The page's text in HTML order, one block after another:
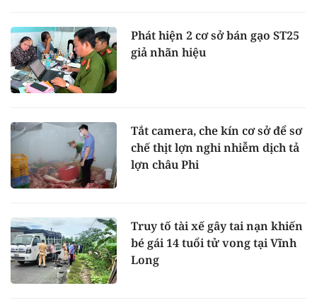
Phát hiện 2 cơ sở bán gạo ST25
giả nhãn hiệu
Tắt camera, che kín cơ sở để sơ
chế thịt lợn nghi nhiễm dịch tả
lợn châu Phi
Truy tố tài xế gây tai nạn khiến
bé gái 14 tuổi tử vong tại Vĩnh
Long